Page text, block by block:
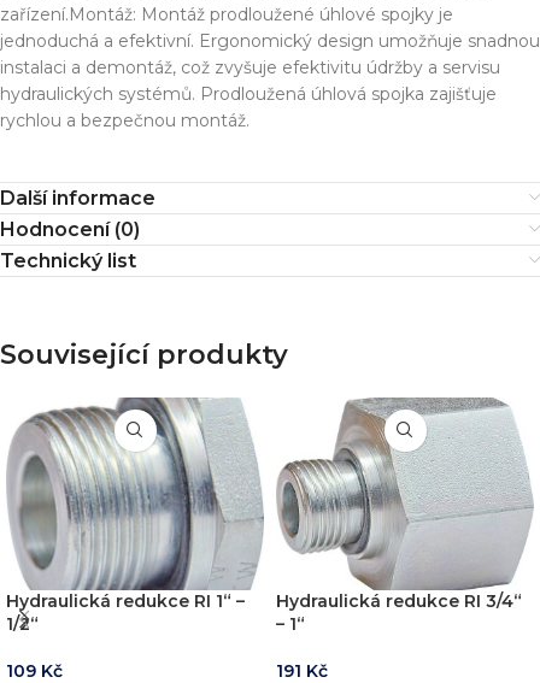
zařízení.Montáž: Montáž prodloužené úhlové spojky je
jednoduchá a efektivní. Ergonomický design umožňuje snadnou
instalaci a demontáž, což zvyšuje efektivitu údržby a servisu
hydraulických systémů. Prodloužená úhlová spojka zajišťuje
rychlou a bezpečnou montáž.
Další informace
Hodnocení (0)
Technický list
Související produkty
Hydraulická redukce RI 1“ –
1/2“
109 Kč
Hydraulická redukce RI 3/4“
– 1“
191 Kč